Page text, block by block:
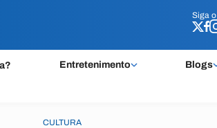
Siga o
Entretenimento Blogs
Siga o
CULTURA